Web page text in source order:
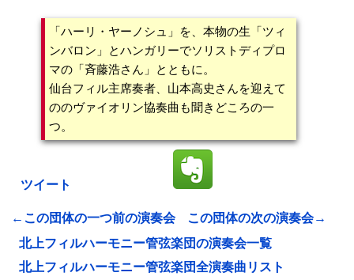
「ハーリ・ヤーノシュ」を、本物の生「ツィ
ンバロン」とハンガリーでソリストディプロ
マの「斉藤浩さん」とともに。
仙台フィル主席奏者、山本高史さんを迎えて
ののヴァイオリン協奏曲も聞きどころの一
つ。
ツイート
←この団体の一つ前の演奏会
この団体の次の演奏会→
北上フィルハーモニー管弦楽団の演奏会一覧
北上フィルハーモニー管弦楽団全演奏曲リスト